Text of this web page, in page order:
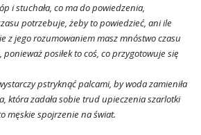
i stuchała, co ma do powiedzenia,
potrzebuje, żeby to powiedzieć, ani ile
z jego rozumowaniem masz mnóstwo czasu
posiłek to coś, co przygotowuje się
pstryknąć palcami, by woda zamieniła
która zadała sobie trud upieczenia szarlotki
męskie spojrzenie na świat.